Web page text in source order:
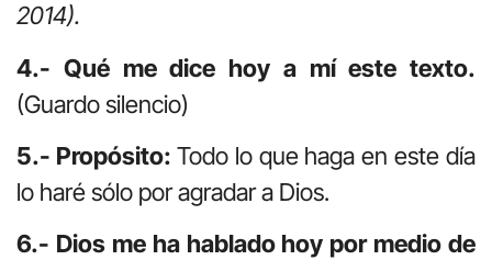
2014).
4.- Qué me dice hoy a mí este texto.
(Guardo silencio)
5.- Propósito: Todo lo que haga en este día
lo haré sólo por agradar a Dios.
6.- Dios me ha hablado hoy por medio de